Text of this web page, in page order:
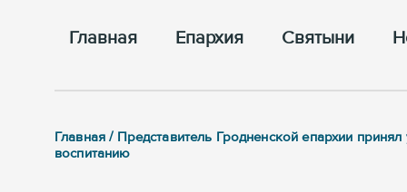
Главная Епархия Cвятыни
Главная / Представитель Гродненской епархии
воспитанию